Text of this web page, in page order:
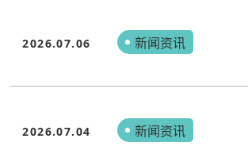
2026.07.06 新闻资讯
2026.07.04 新闻资讯